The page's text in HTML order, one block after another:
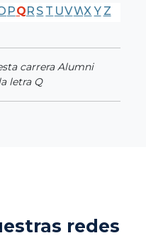
PQR S T UVWX Y Z
carrera Alumni
letra Q
redes